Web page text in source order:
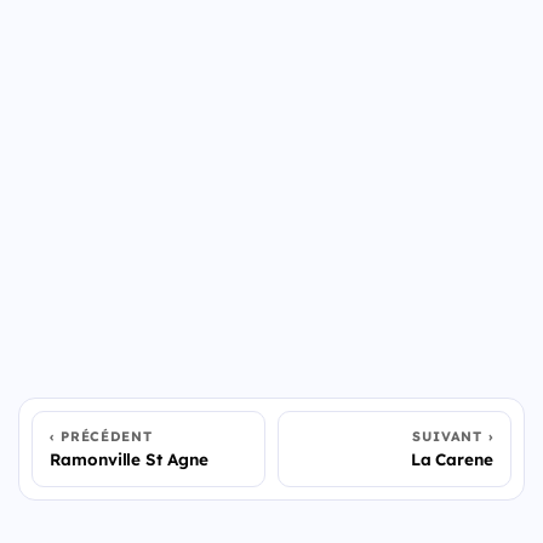
PRÉCÉDENT
Ramonville St Agne
SUIVANT
La Carene